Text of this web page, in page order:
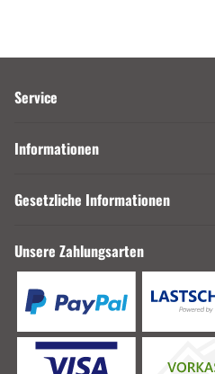
Service
Informationen
Gesetzliche Informationen
Unsere Zahlungsarten